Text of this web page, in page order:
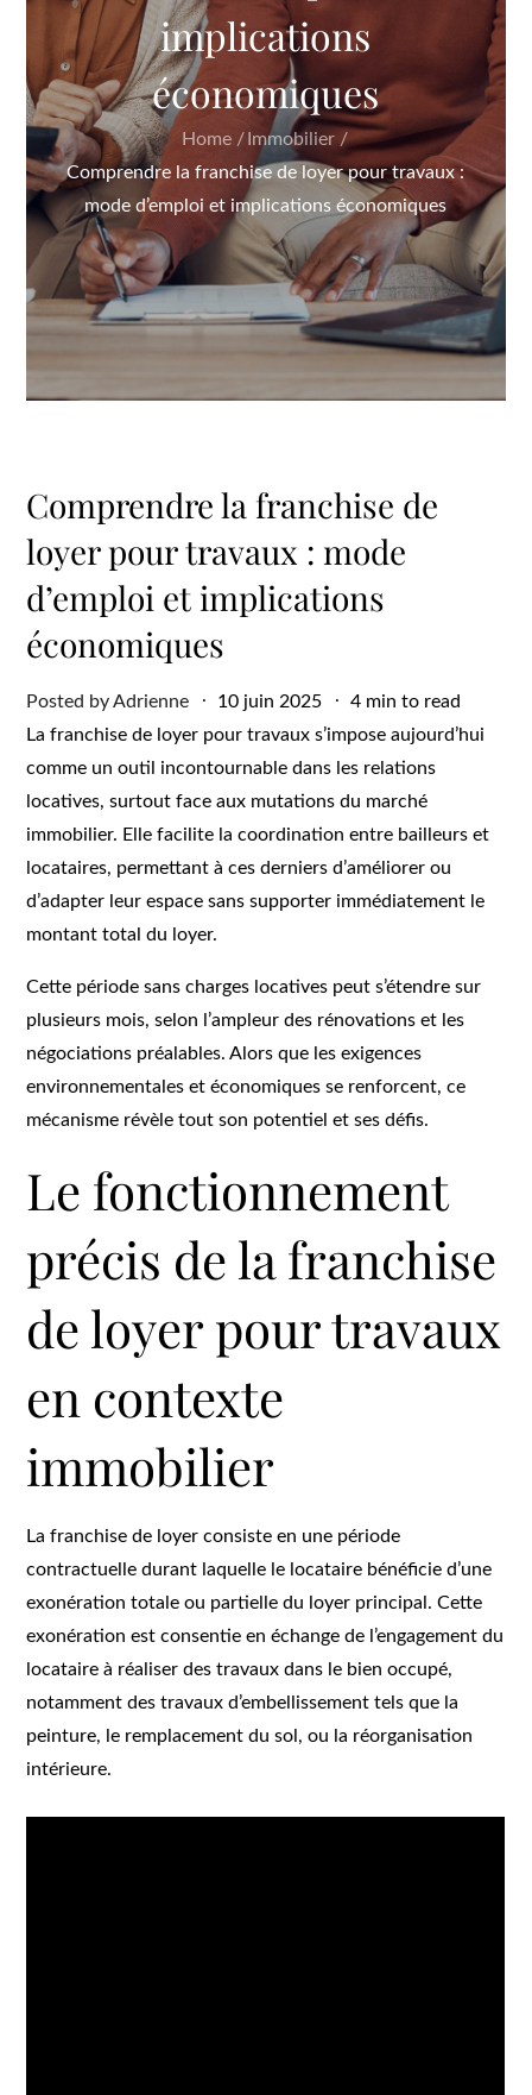
implications
économiques
Home
Immobilier
Comprendre la franchise de loyer pour travaux :
mode d’emploi et implications économiques
Comprendre la franchise de
loyer pour travaux : mode
d’emploi et implications
économiques
Posted byAdrienne
Posted
on
10 juin 2025
4 min to read
La franchise de loyer pour travaux s’impose aujourd’hui
comme un outil incontournable dans les relations
locatives, surtout face aux mutations du marché
immobilier. Elle facilite la coordination entre bailleurs et
locataires, permettant à ces derniers d’améliorer ou
d’adapter leur espace sans supporter immédiatement le
montant total du loyer.
Cette période sans charges locatives peut s’étendre sur
plusieurs mois, selon l’ampleur des rénovations et les
négociations préalables. Alors que les exigences
environnementales et économiques se renforcent, ce
mécanisme révèle tout son potentiel et ses défis.
Le fonctionnement
précis de la franchise
de loyer pour travaux
en contexte
immobilier
La franchise de loyer consiste en une période
contractuelle durant laquelle le locataire bénéficie d’une
exonération totale ou partielle du loyer principal. Cette
exonération est consentie en échange de l’engagement du
locataire à réaliser des travaux dans le bien occupé,
notamment des travaux d’embellissement tels que la
peinture, le remplacement du sol, ou la réorganisation
intérieure.